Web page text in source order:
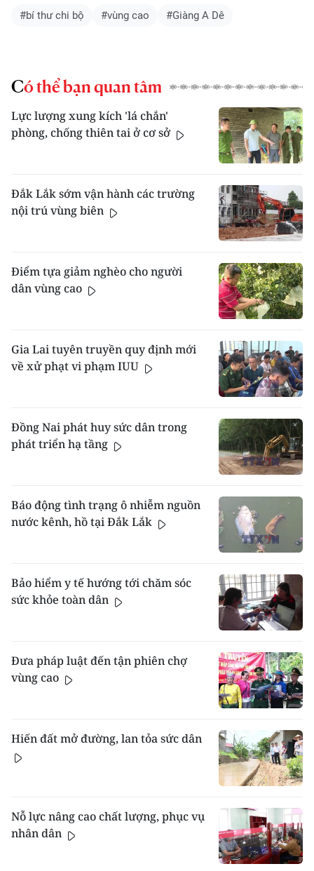
#bí thư chi bộ #vùng cao #Giàng A Dê
Có thể bạn quan tâm
Lực lượng xung kích 'lá chắn'
phòng, chống thiên tai ở cơ sở
Đắk Lắk sớm vận hành các trường
nội trú vùng biên
Điểm tựa giảm nghèo cho người
dân vùng cao
Gia Lai tuyên truyền quy định mới
về xử phạt vi phạm IUU
Đồng Nai phát huy sức dân trong
phát triển hạ tầng
Báo động tình trạng ô nhiễm nguồn
nước kênh, hồ tại Đắk Lắk
Bảo hiểm y tế hướng tới chăm sóc
sức khỏe toàn dân
Đưa pháp luật đến tận phiên chợ
vùng cao
Hiến đất mở đường, lan tỏa sức dân
Nỗ lực nâng cao chất lượng, phục vụ
nhân dân